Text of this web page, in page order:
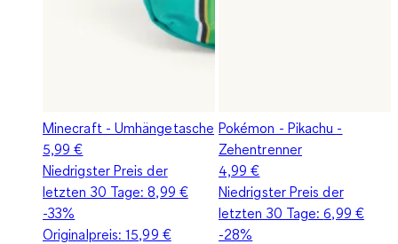
Minecraft - Umhängetasche
5,99 €
Niedrigster Preis der
letzten 30 Tage:8,99 €
-33%
Originalpreis:15,99 €
Pokémon - Pikachu -
Zehentrenner
4,99 €
Niedrigster Preis der
letzten 30 Tage:6,99 €
-28%